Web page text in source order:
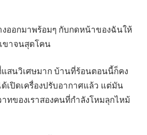
างออกมาพร้อมๆ กับกดหน้าของฉันให้
ขาจนสุดโคน
สนวิเศษมาก บ้านที่ร้อนตอนนี้ก็คง
ด้เปิดเครื่องปรับอากาศแล้ว แต่มัน
าทของเราสองคนที่กำลังโหมลุกไหม้